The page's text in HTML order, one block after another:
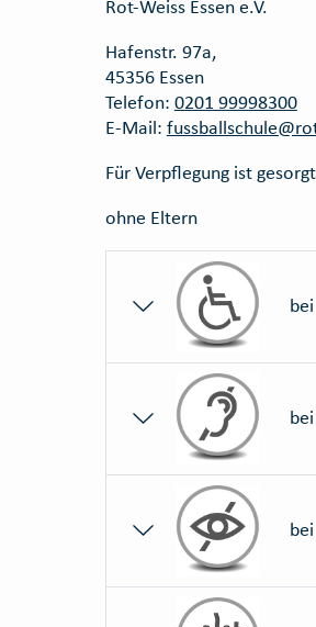
Rot-Weiss Essen e.V.
Hafenstr. 97a,
45356 Essen
Telefon: 0201 99998300
E-Mail:
Für Verpflegung ist gesorgt
ohne Eltern